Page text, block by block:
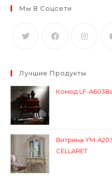
Мы В Соцсети
Лучшие Продукты
Комод LF-
Витрина YM-
CELLARET